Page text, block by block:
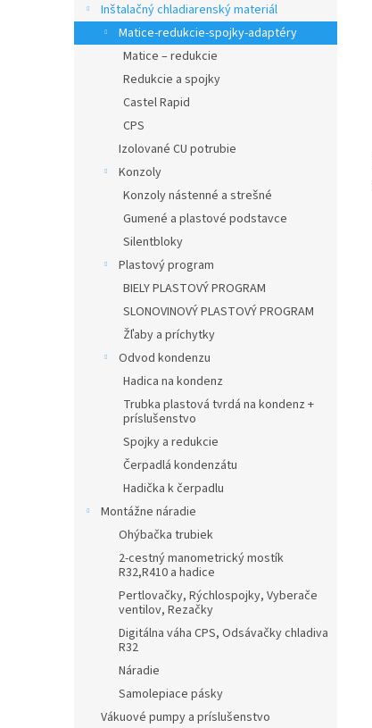
Inštalačný chladiarenský materiál
Matice-redukcie-spojky-adaptéry
Matice – redukcie
Redukcie a spojky
Castel Rapid
CPS
Izolované CU potrubie
Konzoly
Konzoly nástenné a strešné
Gumené a plastové podstavce
Silentbloky
Plastový program
BIELY PLASTOVÝ PROGRAM
SLONOVINOVÝ PLASTOVÝ PROGRAM
Žľaby a príchytky
Odvod kondenzu
Hadica na kondenz
Trubka plastová tvrdá na kondenz +
príslušenstvo
Spojky a redukcie
Čerpadlá kondenzátu
Hadička k čerpadlu
Montážne náradie
Ohýbačka trubiek
2-cestný manometrický mostík
R32,R410 a hadice
Pertlovačky, Rýchlospojky, Vyberače
ventilov, Rezačky
Digitálna váha CPS, Odsávačky chladiva
R32
Náradie
Samolepiace pásky
Vákuové pumpy a príslušenstvo